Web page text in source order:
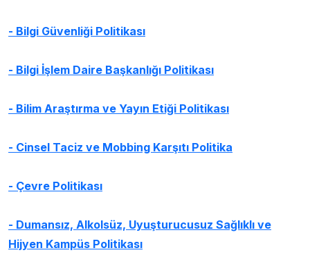
- Bilgi Güvenliği Politikası
- Bilgi İşlem Daire Başkanlığı Politikası
- Bilim Araştırma ve Yayın Etiği Politikası
- Cinsel Taciz ve Mobbing Karşıtı Politika
- Çevre Politikası
- Dumansız, Alkolsüz, Uyuşturucusuz Sağlıklı ve
Hijyen Kampüs Politikası